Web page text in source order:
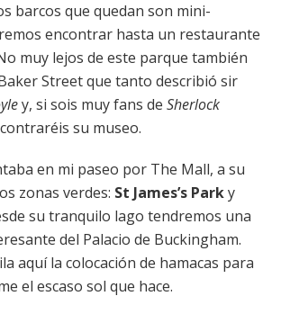
barcos que quedan son mini-
encontrar hasta un restaurante
muy lejos de este parque también
Street que tanto describió sir
y, si sois muy fans de Sherlock
su museo.
en mi paseo por The Mall, a su
zonas verdes: St James’s Parky
su tranquilo lago tendremos una
del Palacio de Buckingham.
aquí la colocación de hamacas para
el escaso sol que hace.